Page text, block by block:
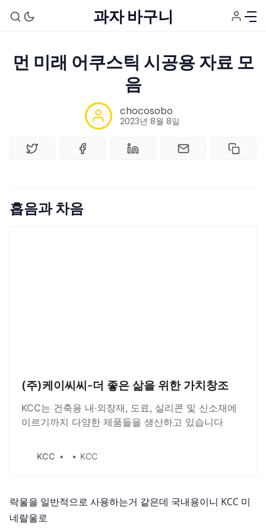
과자 바구니
먼 미래 어쿠스틱 시공용 자료 모
음
chocosobo
2023년 8월 8일
흡음과 차음
(주)케이씨씨-더 좋은 삶을 위한 가치창조
KCC는 건축용 내·외장재, 도료, 실리콘 및 신소재에
이르기까지 다양한 제품들을 생산하고 있습니다
KCC KCC
락울을 일반적으로 사용하는거 같은데 국내용이니 KCC 미
네랄울로